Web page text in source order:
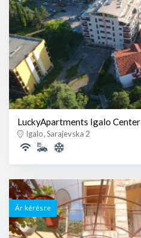
LuckyApartments Igalo Center
Igalo , Sarajevska 2
Ár kérésre